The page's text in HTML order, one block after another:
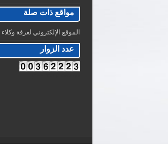
مواقع ذات صلة
الموقع الإلكتروني لغرفة
عدد الزوار